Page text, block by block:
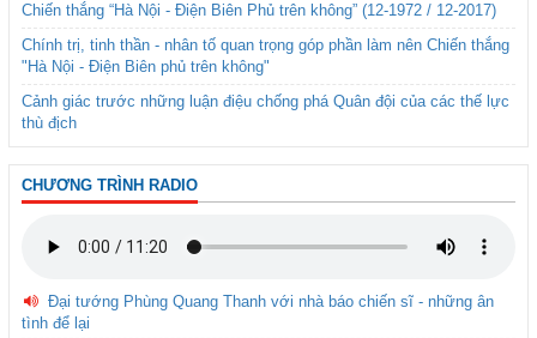
Chiến thắng “Hà Nội - Điện Biên Phủ trên không” (12-1972 / 12-2017)
Chính trị, tinh thần - nhân tố quan trọng góp phần làm nên Chiến thắng
"Hà Nội - Điện Biên phủ trên không"
Cảnh giác trước những luận điệu chống phá Quân đội của các thế lực
thù địch
CHƯƠNG TRÌNH RADIO
Đại tướng Phùng Quang Thanh với nhà báo chiến sĩ - những ân
tình để lại